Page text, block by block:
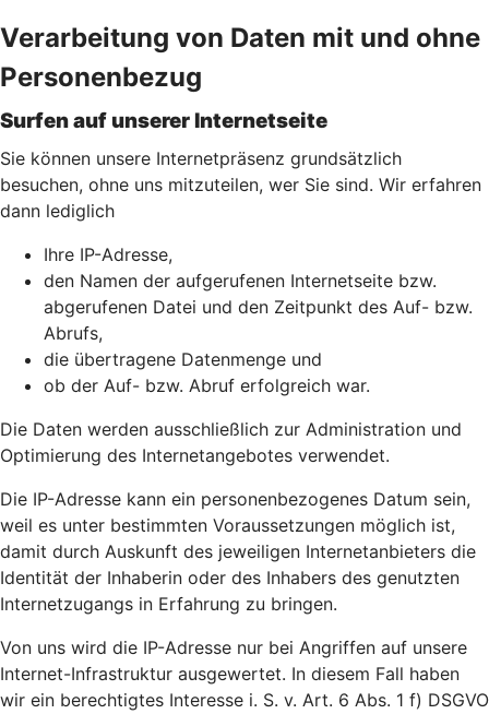
Verarbeitung von Daten mit und ohne
Personenbezug
Surfen auf unserer Internetseite
Sie können unsere Internetpräsenz grundsätzlich
besuchen, ohne uns mitzuteilen, wer Sie sind. Wir erfahren
dann lediglich
Ihre IP-Adresse,
den Namen der aufgerufenen Internetseite bzw.
abgerufenen Datei und den Zeitpunkt des Auf- bzw.
Abrufs,
die übertragene Datenmenge und
ob der Auf- bzw. Abruf erfolgreich war.
Die Daten werden ausschließlich zur Administration und
Optimierung des Internetangebotes verwendet.
Die IP-Adresse kann ein personenbezogenes Datum sein,
weil es unter bestimmten Voraussetzungen möglich ist,
damit durch Auskunft des jeweiligen Internetanbieters die
Identität der Inhaberin oder des Inhabers des genutzten
Internetzugangs in Erfahrung zu bringen.
Von uns wird die IP-Adresse nur bei Angriffen auf unsere
Internet-Infrastruktur ausgewertet. In diesem Fall haben
wir ein berechtigtes Interesse i. S. v. Art. 6 Abs. 1 f) DSGVO